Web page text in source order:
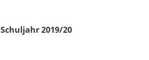
Schuljahr 2019/20